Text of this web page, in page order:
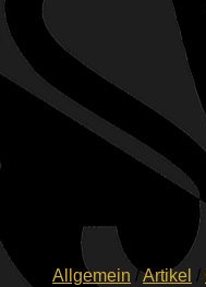
Allgemein /Artikel /